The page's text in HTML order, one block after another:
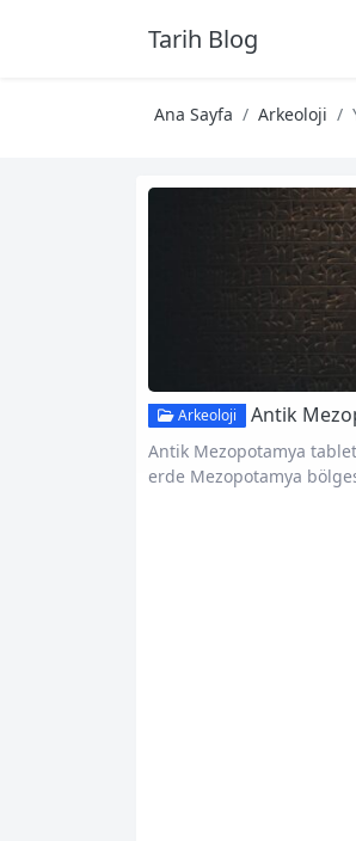
Tarih Blog
Ana Sayfa Arkeoloji
Arkeoloji Antik
Antik Mezopotamya
erde Mezopotamya
n bıraktığı değerli bir